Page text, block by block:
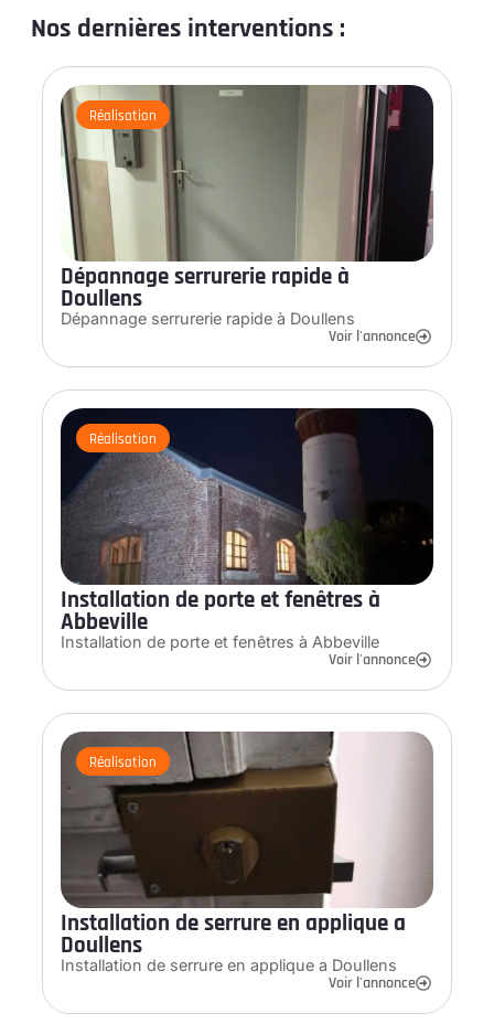
Nos dernières interventions :
Réalisation
Dépannage serrurerie rapide à
Doullens
Dépannage serrurerie rapide à Doullens
Voir l'annonce
Réalisation
Installation de porte et fenêtres à
Abbeville
Installation de porte et fenêtres à Abbeville
Voir l'annonce
Réalisation
Installation de serrure en applique a
Doullens
Installation de serrure en applique a Doullens
Voir l'annonce